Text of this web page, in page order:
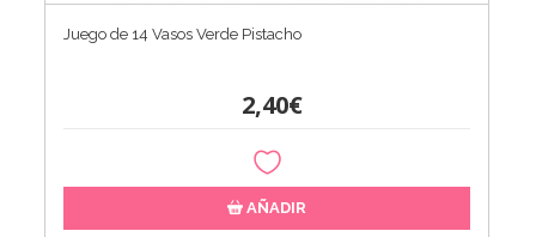
Juego de 14 Vasos Verde Pistacho
2,40€
AÑADIR